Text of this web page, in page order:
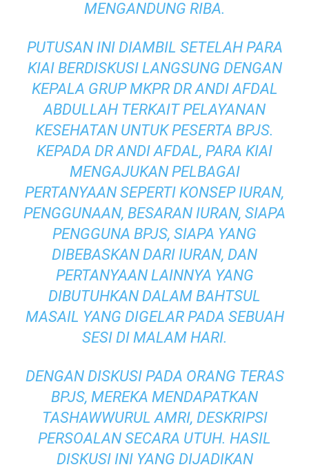
MENGANDUNG RIBA.
PUTUSAN INI DIAMBIL SETELAH PARA
KIAI BERDISKUSI LANGSUNG DENGAN
KEPALA GRUP MKPR DR ANDI AFDAL
ABDULLAH TERKAIT PELAYANAN
KESEHATAN UNTUK PESERTA BPJS.
KEPADA DR ANDI AFDAL, PARA KIAI
MENGAJUKAN PELBAGAI
PERTANYAAN SEPERTI KONSEP IURAN,
PENGGUNAAN, BESARAN IURAN, SIAPA
PENGGUNA BPJS, SIAPA YANG
DIBEBASKAN DARI IURAN, DAN
PERTANYAAN LAINNYA YANG
DIBUTUHKAN DALAM BAHTSUL
MASAIL YANG DIGELAR PADA SEBUAH
SESI DI MALAM HARI.
DENGAN DISKUSI PADA ORANG TERAS
BPJS, MEREKA MENDAPATKAN
TASHAWWURUL AMRI, DESKRIPSI
PERSOALAN SECARA UTUH. HASIL
DISKUSI INI YANG DIJADIKAN